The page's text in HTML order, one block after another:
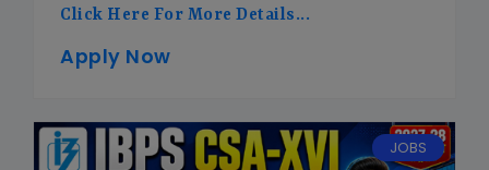
Click Here For More Details...
Apply Now
JOBS